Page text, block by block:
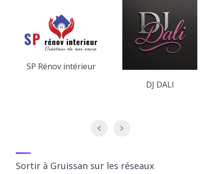
SP Rénov intérieur
DJ DALI
Sortir à Gruissan sur les réseaux